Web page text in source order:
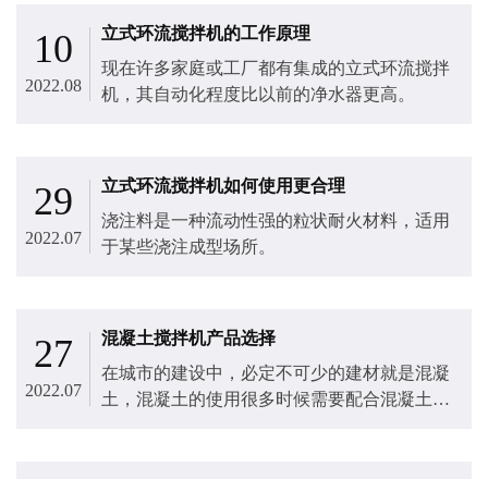
10
2022.08
立式环流搅拌机的工作原理
现在许多家庭或工厂都有集成的立式环流搅拌
机​，其自动化程度比以前的净水器更高。
29
2022.07
立式环流搅拌机如何使用更合理
浇注料是一种流动性强的粒状耐火材料，适用
于某些浇注成型场所。
27
2022.07
混凝土搅拌机产品选择
在城市的建设中，必定不可少的建材就是混凝
土，混凝土的使用很多时候需要配合混凝土搅